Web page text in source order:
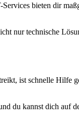
bieten dir
nur technische
ist schnelle Hilfe
du kannst dich auf